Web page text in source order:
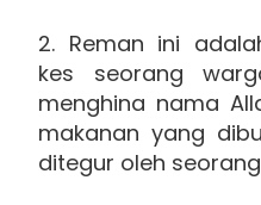
2. Reman ini
kes seorang
menghina nama
makanan yang
ditegur oleh